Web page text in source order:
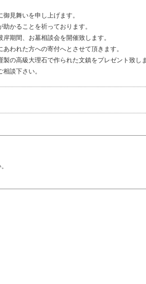
見舞いを申し上げます。
かることを祈っております。
期間、お墓相談会を開催致します。
われた方への寄付へとさせて頂きます。
の高級大理石で作られた文鎮をプレゼント致し
談下さい。